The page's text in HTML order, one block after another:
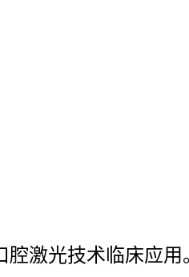
激光技术临床应用